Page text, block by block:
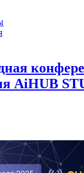
AiHUB